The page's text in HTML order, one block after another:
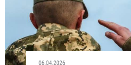
06.04.2026